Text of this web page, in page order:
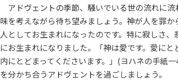
アドヴェントの季節、騒いでいる世の流れに
味を考えながら待ち望みましょう。神が人を罪
人としてお生まれになったのです。特に寂しさ
にお生まれになりました。「神は愛です。愛に
内にとどまってくださいます。」(ヨハネの手
を分かち合うアドヴェントを過ごしましょう。